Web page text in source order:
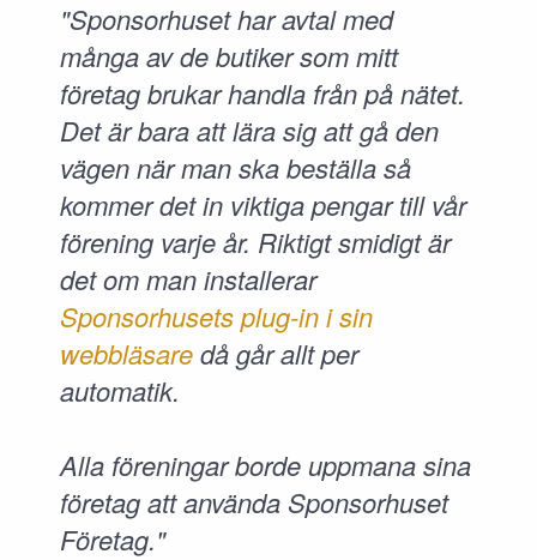
"Sponsorhuset har avtal med
många av de butiker som mitt
företag brukar handla från på nätet.
Det är bara att lära sig att gå den
vägen när man ska beställa så
kommer det in viktiga pengar till vår
förening varje år. Riktigt smidigt är
det om man installerar
Sponsorhusets plug-in i sin
webbläsaredå går allt per
automatik.
Alla föreningar borde uppmana sina
företag att använda Sponsorhuset
Företag."